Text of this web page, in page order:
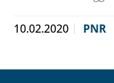
10.02.2020 PNR